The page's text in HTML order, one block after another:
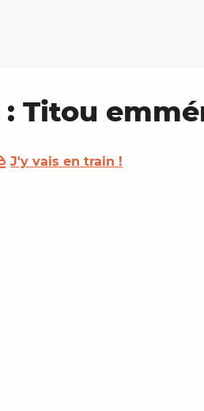
Titou
J'y vais en train !